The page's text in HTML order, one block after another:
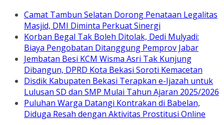
Camat Tambun Selatan Dorong Penataan Legalitas
Masjid, DMI Diminta Perkuat Sinergi
Korban Begal Tak Boleh Ditolak, Dedi Mulyadi:
Biaya Pengobatan Ditanggung Pemprov Jabar
Jembatan Besi KCM Wisma Asri Tak Kunjung
Dibangun, DPRD Kota Bekasi Soroti Kemacetan
Disdik Kabupaten Bekasi Terapkan e-Ijazah untuk
Lulusan SD dan SMP Mulai Tahun Ajaran 2025/2026
Puluhan Warga Datangi Kontrakan di Babelan,
Diduga Resah dengan Aktivitas Prostitusi Online